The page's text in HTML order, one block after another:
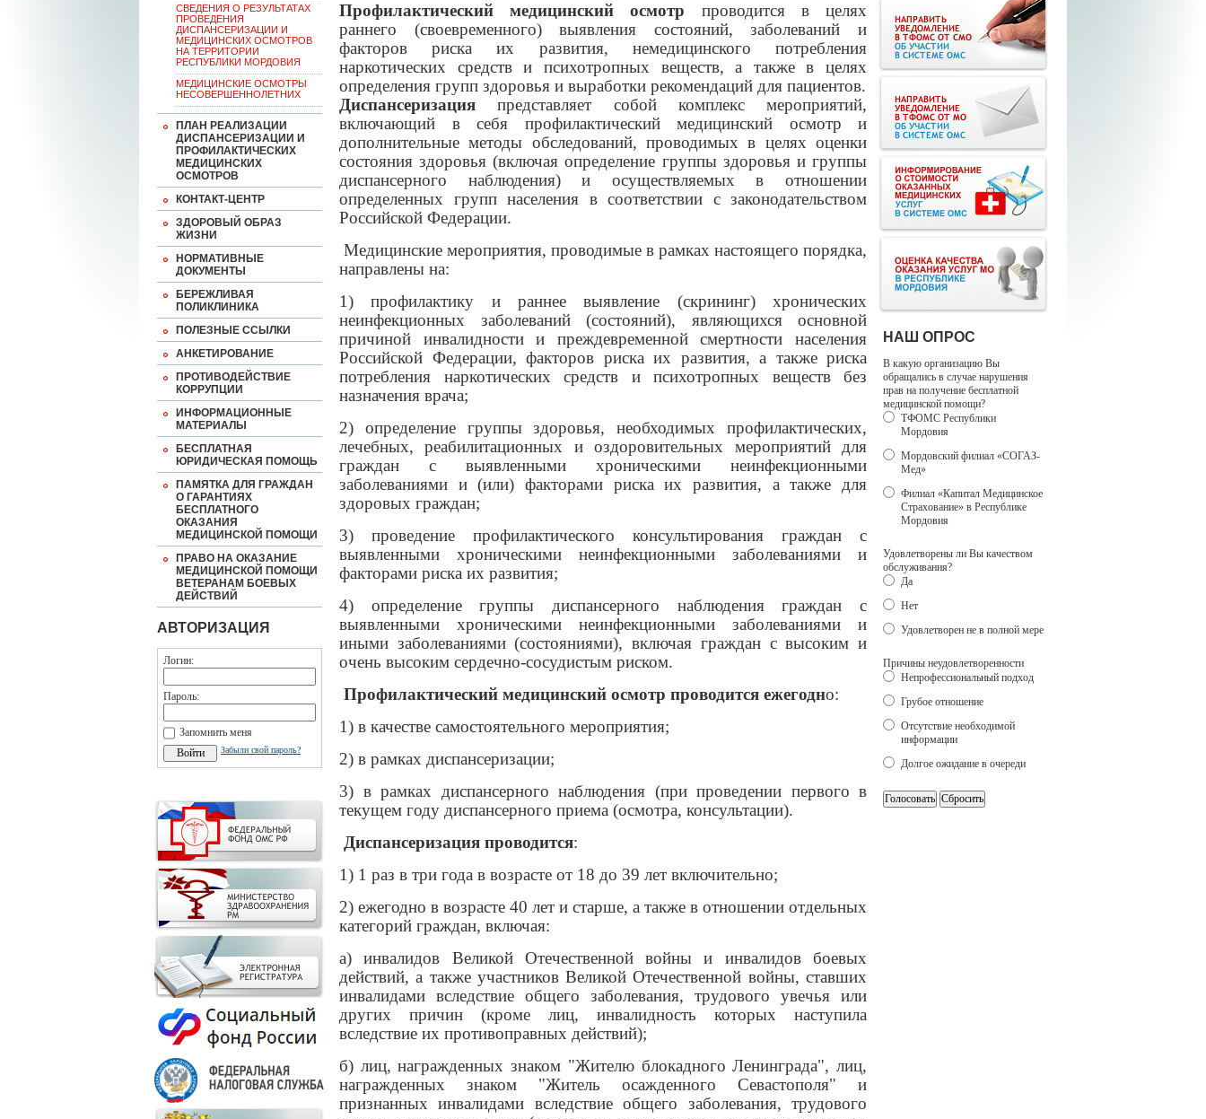
CВЕДЕНИЯ О РЕЗУЛЬТАТАХ
ПРОВЕДЕНИЯ
ДИСПАНСЕРИЗАЦИИ И
МЕДИЦИНСКИХ ОСМОТРОВ
НА ТЕРРИТОРИИ
РЕСПУБЛИКИ МОРДОВИЯ
МЕДИЦИНСКИЕ ОСМОТРЫ
НЕСОВЕРШЕННОЛЕТНИХ
ПЛАН РЕАЛИЗАЦИИ
ДИСПАНСЕРИЗАЦИИ И
ПРОФИЛАКТИЧЕСКИХ
МЕДИЦИНСКИХ
ОСМОТРОВ
КОНТАКТ-ЦЕНТР
ЗДОРОВЫЙ ОБРАЗ
ЖИЗНИ
НОРМАТИВНЫЕ
ДОКУМЕНТЫ
БЕРЕЖЛИВАЯ
ПОЛИКЛИНИКА
ПОЛЕЗНЫЕ ССЫЛКИ
АНКЕТИРОВАНИЕ
ПРОТИВОДЕЙСТВИЕ
КОРРУПЦИИ
ИНФОРМАЦИОННЫЕ
МАТЕРИАЛЫ
БЕСПЛАТНАЯ
ЮРИДИЧЕСКАЯ ПОМОЩЬ
ПАМЯТКА ДЛЯ ГРАЖДАН
О ГАРАНТИЯХ
БЕСПЛАТНОГО
ОКАЗАНИЯ
МЕДИЦИНСКОЙ ПОМОЩИ
ПРАВО НА ОКАЗАНИЕ
МЕДИЦИНСКОЙ ПОМОЩИ
ВЕТЕРАНАМ БОЕВЫХ
ДЕЙСТВИЙ
АВТОРИЗАЦИЯ
Логин:
Пароль:
Запомнить меня
Забыли свой пароль?
Профилактический медицинский осмотр проводится в целях
раннего (своевременного) выявления состояний, заболеваний и
факторов риска их развития, немедицинского потребления
наркотических средств и психотропных веществ, а также в целях
определения групп здоровья и выработки рекомендаций для пациентов.
Диспансеризация представляет собой комплекс мероприятий,
включающий в себя профилактический медицинский осмотр и
дополнительные методы обследований, проводимых в целях оценки
состояния здоровья (включая определение группы здоровья и группы
диспансерного наблюдения) и осуществляемых в отношении
определенных групп населения в соответствии с законодательством
Российской Федерации.
Медицинские мероприятия, проводимые в рамках настоящего порядка,
направлены на:
1) профилактику и раннее выявление (скрининг) хронических
неинфекционных заболеваний (состояний), являющихся основной
причиной инвалидности и преждевременной смертности населения
Российской Федерации, факторов риска их развития, а также риска
потребления наркотических средств и психотропных веществ без
назначения врача;
2) определение группы здоровья, необходимых профилактических,
лечебных, реабилитационных и оздоровительных мероприятий для
граждан с выявленными хроническими неинфекционными
заболеваниями и (или) факторами риска их развития, а также для
здоровых граждан;
3) проведение профилактического консультирования граждан с
выявленными хроническими неинфекционными заболеваниями и
факторами риска их развития;
4) определение группы диспансерного наблюдения граждан с
выявленными хроническими неинфекционными заболеваниями и
иными заболеваниями (состояниями), включая граждан с высоким и
очень высоким сердечно-сосудистым риском.
Профилактический медицинский осмотр проводится ежегодно:
1) в качестве самостоятельного мероприятия;
2) в рамках диспансеризации;
3) в рамках диспансерного наблюдения (при проведении первого в
текущем году диспансерного приема (осмотра, консультации).
Диспансеризация проводится:
1) 1 раз в три года в возрасте от 18 до 39 лет включительно;
2) ежегодно в возрасте 40 лет и старше, а также в отношении отдельных
категорий граждан, включая:
а) инвалидов Великой Отечественной войны и инвалидов боевых
действий, а также участников Великой Отечественной войны, ставших
инвалидами вследствие общего заболевания, трудового увечья или
других причин (кроме лиц, инвалидность которых наступила
вследствие их противоправных действий);
б) лиц, награжденных знаком "Жителю блокадного Ленинграда", лиц,
награжденных знаком "Житель осажденного Севастополя" и
признанных инвалидами вследствие общего заболевания, трудового
НАШ ОПРОС
В какую организацию Вы
обращались в случае нарушения
прав на получение бесплатной
медицинской помощи?
ТФОМС Республики
Мордовия
Мордовский филиал «СОГАЗ-
Мед»
Филиал «Капитал Медицинское
Страхование» в Республике
Мордовия
Удовлетворены ли Вы качеством
обслуживания?
Да
Нет
Удовлетворен не в полной мере
Причины неудовлетворенности
Непрофессиональный подход
Грубое отношение
Отсутствие необходимой
информации
Долгое ожидание в очереди